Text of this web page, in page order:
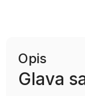
Opis
Glava